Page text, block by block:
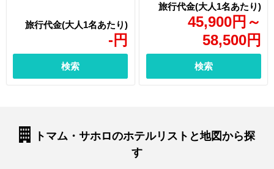
- 円
検索
45,900円 ～
58,500円
検索
トマム・サホロのホテルリストと地図から探
す